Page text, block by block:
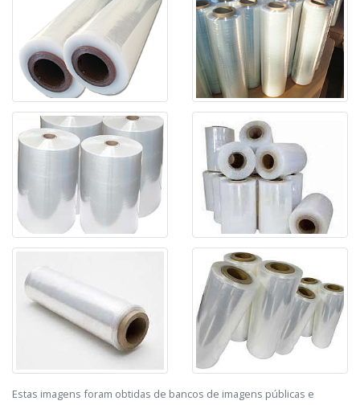
Estas imagens foram obtidas de bancos de imagens públicas e